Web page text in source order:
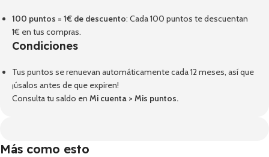
100 puntos = 1€ de descuento: Cada 100 puntos te descuentan
1€ en tus compras.
Condiciones
Tus puntos se renuevan automáticamente cada 12 meses, así que
¡úsalos antes de que expiren!
Consulta tu saldo en Mi cuenta > Mis puntos.
Más como esto